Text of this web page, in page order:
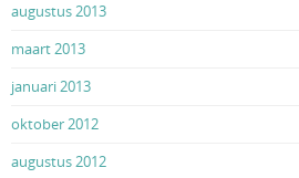
augustus 2013
maart 2013
januari 2013
oktober 2012
augustus 2012